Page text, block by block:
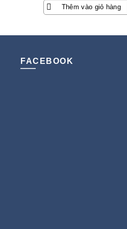
Thêm vào giỏ hàng
FACEBOOK